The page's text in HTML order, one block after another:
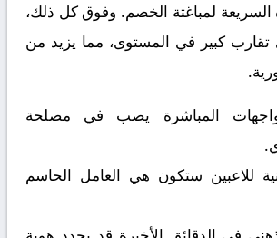
السريعة لمباغتة الخصم. وفوق كل ذلك،
تقارب كبير في المستوى، مما يزيد من
المباشرة يصب في مصلحة
للاعبين ستكون هي العامل الحاسم